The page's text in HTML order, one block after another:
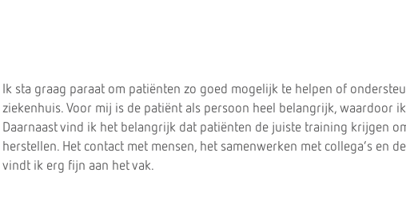
Ik sta graag paraat om patiënten zo goed mogelijk te helpen of
ziekenhuis. Voor mij is de patiënt als persoon heel belangrijk, waardoor
Daarnaast vind ik het belangrijk dat patiënten de juiste training krijgen
herstellen. Het contact met mensen, het samenwerken met collega’s en
vindt ik erg fijn aan het vak.